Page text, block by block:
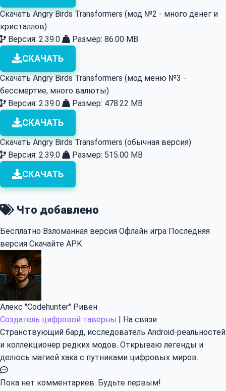
Скачать Angry Birds Transformers (мод №2 - много денег и
кристаллов)
Версия: 2.39.0
Размер: 86.00 MB
СКАЧАТЬ
Скачать Angry Birds Transformers (мод меню №3 -
бессмертие, много валюты)
Версия: 2.39.0
Размер: 478.22 MB
СКАЧАТЬ
Скачать Angry Birds Transformers (обычная версия)
Версия: 2.39.0
Размер: 515.00 MB
СКАЧАТЬ
Что добавлено
Бесплатно Взломанная версия Офлайн игра Последняя
версия Скачайте APK
Алекс "Codehunter" Ривен
Создатель цифровой таверны | На связи
Странствующий бард, исследователь Android-реальностей
и коллекционер редких модов. Открываю легенды и
делюсь магией хака с путниками цифровых миров.
Пока нет комментариев. Будьте первым!